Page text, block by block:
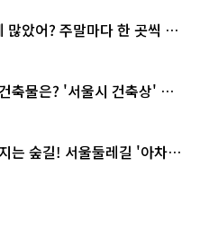
많았어? 주말마다 한 곳씩 떠
축물은? '서울시 건축상' 수
는 숲길! 서울둘레길 '아차산